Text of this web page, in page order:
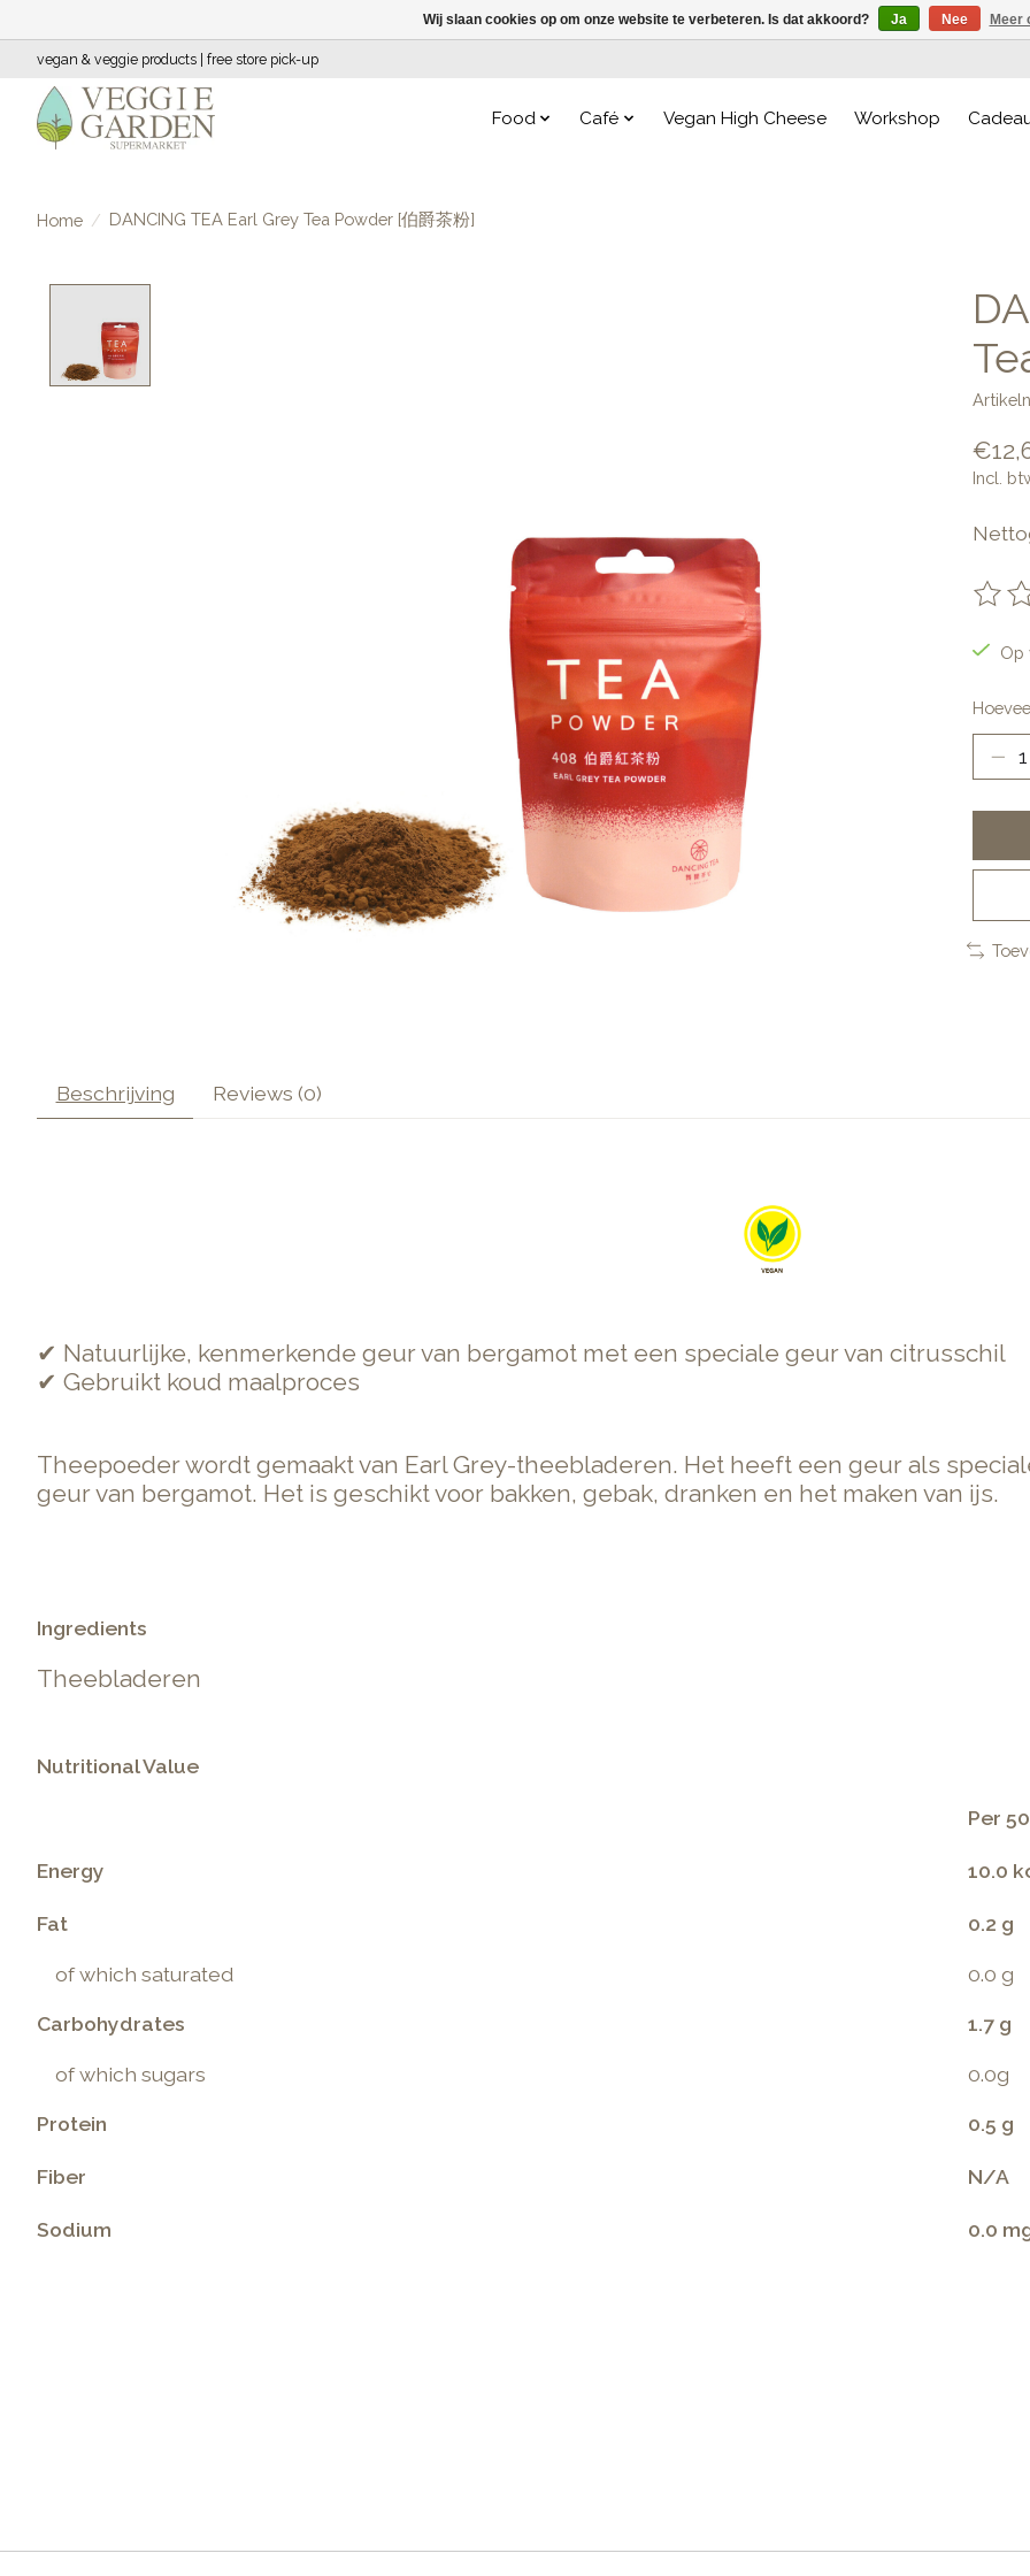
vegan & veggie products | free store pick-up
Food Café Vegan High Cheese Workshop
Home / DANCING TEA Earl Grey Tea Powder [伯爵茶粉]
Incl.
De
Op
Beschrijving Reviews (0)
✔ Natuurlijke, kenmerkende geur van bergamot met een speciale geur van citrusschil
✔ Gebruikt koud maalproces
Theepoeder wordt gemaakt van Earl Grey-theebladeren. Het heeft een geur als
geur van bergamot. Het is geschikt voor bakken, gebak, dranken en het maken van ijs.
Ingredients
Theebladeren
Nutritional Value
Per
Energy 10.0
Fat 0.2 g
of which saturated 0.0 g
Carbohydrates 1.7 g
of which sugars 0.0g
Protein 0.5 g
Fiber N/A
Sodium 0.0
Wij slaan cookies op om onze website te verbeteren. Is dat akkoord? Ja Nee Meer